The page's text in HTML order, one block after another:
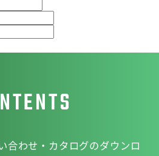
チャンネル
合わせ・カタログのダウンロ